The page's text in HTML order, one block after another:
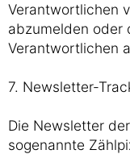
Verantwortlichen
abzumelden oder
Verantwortlichen
7. Newsletter-
Die Newsletter
sogenannte